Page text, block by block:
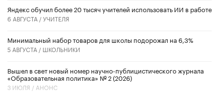
​Яндекс обучил более 20 тысяч учителей использовать ИИ в работе
6 АВГУСТА /УЧИТЕЛЯ
Минимальный набор товаров для школы подорожал на 6,3%
5 АВГУСТА / ШКОЛЬНИКИ
Вышел в свет новый номер научно-публицистического журнала
«Образовательная политика» № 2 (2026)
3 ИЮЛЯ / АНОНС